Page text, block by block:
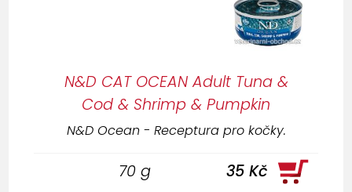
N&D CAT OCEAN Adult Tuna &
Cod & Shrimp & Pumpkin
N&D Ocean - Receptura pro kočky.
70 g 35 Kč